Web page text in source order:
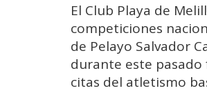
El Club Playa de
competiciones
de Pelayo Salvador
durante este pasado
citas del atletismo